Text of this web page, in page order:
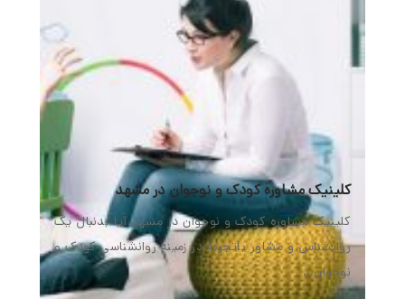
کلینیک مشاوره کودک و نوجوان در مشهد
کلینیک مشاوره کودک و نوجوان در مشهد آیا بدنبال یک
روانشناس و مشاور باتجربه در زمینه روانشناسی کودک و
نوجوان…